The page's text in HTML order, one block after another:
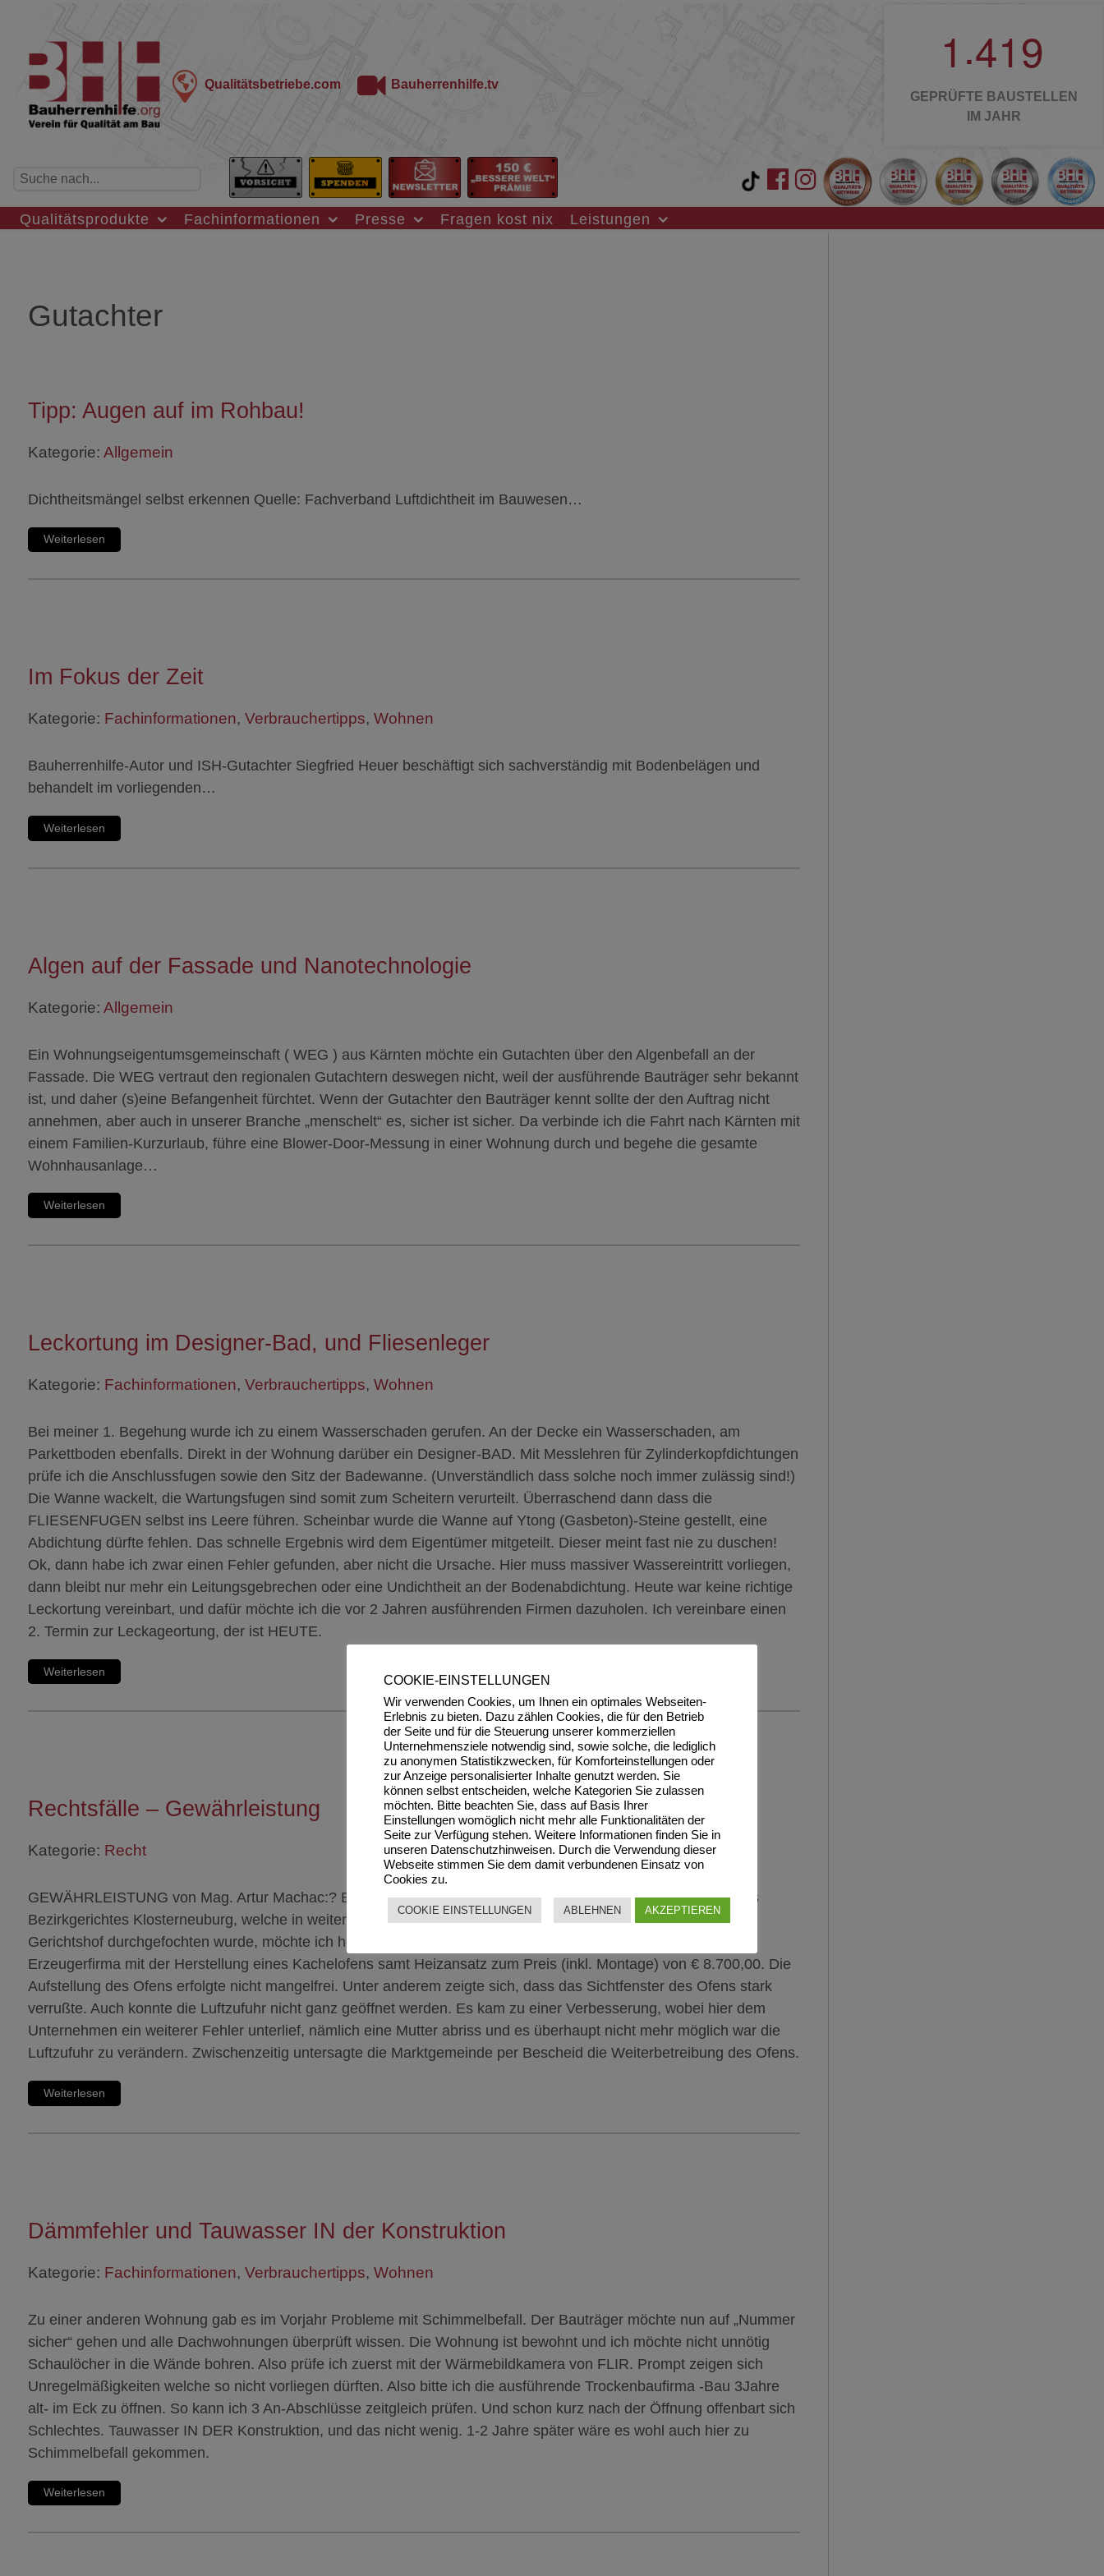
Qualitätsbetriebe.com Bauherrenhilfe.tv
1 .419
GEPRÜFTE BAUSTELLEN
IM JAHR
Qualitätsprodukte Fachinformationen Presse Fragen kost nix Leistungen
Gutachter
Tipp: Augen auf im Rohbau!
Kategorie: Allgemein
Dichtheitsmängel selbst erkennen Quelle: Fachverband Luftdichtheit im Bauwesen…
Weiterlesen
Im Fokus der Zeit
Kategorie: Fachinformationen, Verbrauchertipps, Wohnen
Bauherrenhilfe-Autor und ISH-Gutachter Siegfried Heuer beschäftigt sich sachverständig mit Bodenbelägen und
behandelt im vorliegenden…
Weiterlesen
Algen auf der Fassade und Nanotechnologie
Kategorie: Allgemein
Ein Wohnungseigentumsgemeinschaft ( WEG ) aus Kärnten möchte ein Gutachten über den Algenbefall an der
Fassade. Die WEG vertraut den regionalen Gutachtern deswegen nicht, weil der ausführende Bauträger sehr bekannt
ist, und daher (s)eine Befangenheit fürchtet. Wenn der Gutachter den Bauträger kennt sollte der den Auftrag nicht
annehmen, aber auch in unserer Branche „menschelt“ es, sicher ist sicher. Da verbinde ich die Fahrt nach Kärnten mit
einem Familien-Kurzurlaub, führe eine Blower-Door-Messung in einer Wohnung durch und begehe die gesamte
Wohnhausanlage…
Weiterlesen
Leckortung im Designer-Bad, und Fliesenleger
Kategorie: Fachinformationen, Verbrauchertipps, Wohnen
Bei meiner 1. Begehung wurde ich zu einem Wasserschaden gerufen. An der Decke ein Wasserschaden, am
Parkettboden ebenfalls. Direkt in der Wohnung darüber ein Designer-BAD. Mit Messlehren für Zylinderkopfdichtungen
prüfe ich die Anschlussfugen sowie den Sitz der Badewanne. (Unverständlich dass solche noch immer zulässig sind!)
Die Wanne wackelt, die Wartungsfugen sind somit zum Scheitern verurteilt. Überraschend dann dass die
FLIESENFUGEN selbst ins Leere führen. Scheinbar wurde die Wanne auf Ytong (Gasbeton)-Steine gestellt, eine
Abdichtung dürfte fehlen. Das schnelle Ergebnis wird dem Eigentümer mitgeteilt. Dieser meint fast nie zu duschen!
Ok, dann habe ich zwar einen Fehler gefunden, aber nicht die Ursache. Hier muss massiver Wassereintritt vorliegen,
dann bleibt nur mehr ein Leitungsgebrechen oder eine Undichtheit an der Bodenabdichtung. Heute war keine richtige
Leckortung vereinbart, und dafür möchte ich die vor 2 Jahren ausführenden Firmen dazuholen. Ich vereinbare einen
2. Termin zur Leckageortung, der ist HEUTE.
Weiterlesen
Rechtsfälle – Gewährleistung
Kategorie: Recht
GEWÄHRLEISTUNG von Mag. Artur Machac:? Eine etwas ältere aber durchaus interessante Entscheidung des
Bezirkgerichtes Klosterneuburg, welche in weiterer Folge vom Landesgericht Korneuburg bis zum Obersten
Gerichtshof durchgefochten wurde, möchte ich heute referieren. Im Jahre 2004 beauftragte der Kläger eine
Erzeugerfirma mit der Herstellung eines Kachelofens samt Heizansatz zum Preis (inkl. Montage) von € 8.700,00. Die
Aufstellung des Ofens erfolgte nicht mangelfrei. Unter anderem zeigte sich, dass das Sichtfenster des Ofens stark
verrußte. Auch konnte die Luftzufuhr nicht ganz geöffnet werden. Es kam zu einer Verbesserung, wobei hier dem
Unternehmen ein weiterer Fehler unterlief, nämlich eine Mutter abriss und es überhaupt nicht mehr möglich war die
Luftzufuhr zu verändern. Zwischenzeitig untersagte die Marktgemeinde per Bescheid die Weiterbetreibung des Ofens.
Weiterlesen
Dämmfehler und Tauwasser IN der Konstruktion
Kategorie: Fachinformationen, Verbrauchertipps, Wohnen
Zu einer anderen Wohnung gab es im Vorjahr Probleme mit Schimmelbefall. Der Bauträger möchte nun auf „Nummer
sicher“ gehen und alle Dachwohnungen überprüft wissen. Die Wohnung ist bewohnt und ich möchte nicht unnötig
Schaulöcher in die Wände bohren. Also prüfe ich zuerst mit der Wärmebildkamera von FLIR. Prompt zeigen sich
Unregelmäßigkeiten welche so nicht vorliegen dürften. Also bitte ich die ausführende Trockenbaufirma -Bau 3Jahre
alt- im Eck zu öffnen. So kann ich 3 An-Abschlüsse zeitgleich prüfen. Und schon kurz nach der Öffnung offenbart sich
Schlechtes. Tauwasser IN DER Konstruktion, und das nicht wenig. 1-2 Jahre später wäre es wohl auch hier zu
Schimmelbefall gekommen.
Weiterlesen
COOKIE-EINSTELLUNGEN
Wir verwenden Cookies, um Ihnen ein optimales Webseiten-
Erlebnis zu bieten. Dazu zählen Cookies, die für den Betrieb
der Seite und für die Steuerung unserer kommerziellen
Unternehmensziele notwendig sind, sowie solche, die lediglich
zu anonymen Statistikzwecken, für Komforteinstellungen oder
zur Anzeige personalisierter Inhalte genutzt werden. Sie
können selbst entscheiden, welche Kategorien Sie zulassen
möchten. Bitte beachten Sie, dass auf Basis Ihrer
Einstellungen womöglich nicht mehr alle Funktionalitäten der
Seite zur Verfügung stehen. Weitere Informationen finden Sie in
unseren Datenschutzhinweisen. Durch die Verwendung dieser
Webseite stimmen Sie dem damit verbundenen Einsatz von
Cookies zu.
COOKIE EINSTELLUNGEN ABLEHNEN AKZEPTIEREN